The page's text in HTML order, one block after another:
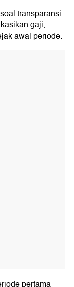
transparansi
gaji,
awal periode.